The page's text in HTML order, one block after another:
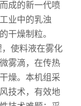
成的新一代喷
业中的乳浊
干燥制粒。
使料液在雾化
雾滴，在传热
燥。本机组采
技术，有效地